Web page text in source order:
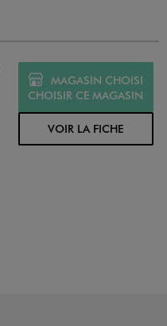
MAGASIN CHOISI
CHOISIR CE MAGASIN
VOIR LA FICHE